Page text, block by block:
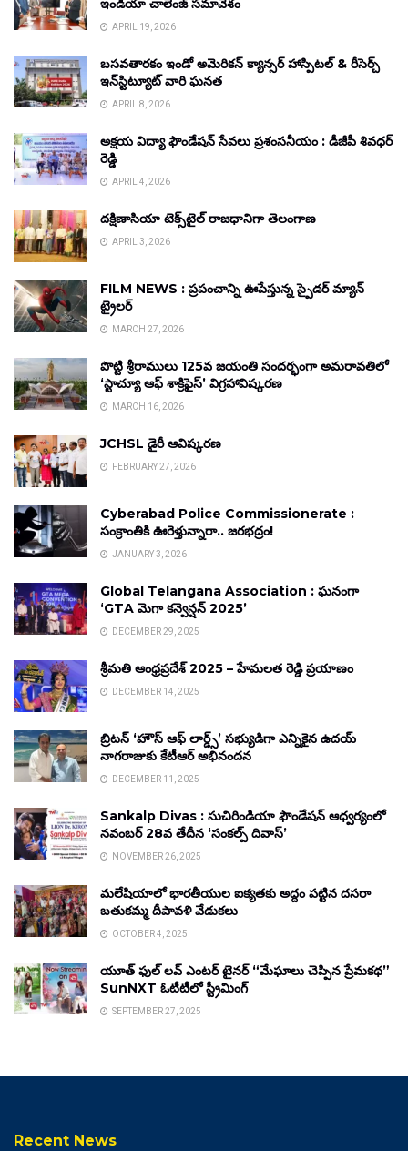
ఇండియా చాలెంజ్ సమావేశం
APRIL 19, 2026
బసవతారకం ఇండో అమెరికన్ క్యాన్సర్ హాస్పిటల్ & రీసెర్చ్
ఇన్‌స్టిట్యూట్ వారి ఘనత
APRIL 8, 2026
అక్షయ విద్యా ఫౌండేషన్ సేవలు ప్రశంసనీయం : డీజీపీ శివధర్
రెడ్డి
APRIL 4, 2026
దక్షిణాసియా టెక్స్‌టైల్ రాజధానిగా తెలంగాణ
APRIL 3, 2026
FILM NEWS : ప్రపంచాన్ని ఊపేస్తున్న స్పైడర్ మ్యాన్
ట్రైలర్
MARCH 27, 2026
పొట్టి శ్రీరాములు 125వ జయంతి సందర్భంగా అమరావతిలో
‘స్టాచ్యూ ఆఫ్ శాక్రిఫైస్’ విగ్రహావిష్కరణ
MARCH 16, 2026
JCHSL డైరీ ఆవిష్కరణ
FEBRUARY 27, 2026
Cyberabad Police Commissionerate :
సంక్రాంతికి ఊరెళ్తున్నారా.. జరభద్రం!
JANUARY 3, 2026
Global Telangana Association : ఘనంగా
‘GTA మెగా కన్వెన్షన్ 2025’
DECEMBER 29, 2025
శ్రీమతి ఆంధ్రప్రదేశ్ 2025 – హేమలత రెడ్డి ప్రయాణం
DECEMBER 14, 2025
బ్రిటన్ ‘హౌస్ ఆఫ్ లార్డ్స్’ సభ్యుడిగా ఎన్నికైన ఉదయ్
నాగరాజుకు కేటీఆర్ అభినందన
DECEMBER 11, 2025
Sankalp Divas : సుచిరిండియా ఫౌండేషన్ ఆధ్వర్యంలో
నవంబర్ 28వ తేదీన ‘సంకల్ప్ దివాస్’
NOVEMBER 26, 2025
మలేషియాలో భారతీయుల ఐక్యతకు అద్దం పట్టిన దసరా
బతుకమ్మ దీపావళి వేడుకలు
OCTOBER 4, 2025
యూత్ ఫుల్ లవ్ ఎంటర్ టైనర్ “మేఘాలు చెప్పిన ప్రేమకథ”
SunNXT ఓటీటీలో స్ట్రీమింగ్
SEPTEMBER 27, 2025
Recent News